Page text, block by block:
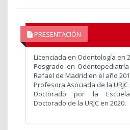
PRESENTACIÓN
Licenciada en Odontología en
Posgrado en
Rafael de Madrid en el año
Profesora Asociada de la
Doctorado por la
Doctorado de la URJC en 2020.